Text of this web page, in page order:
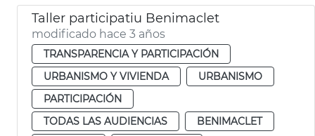
Taller participatiu Benimaclet
modificado hace 3 años
TRANSPARENCIA Y PARTICIPACIÓN
URBANISMO Y VIVIENDA
URBANISMO
PARTICIPACIÓN
TODAS LAS AUDIENCIAS
BENIMACLET